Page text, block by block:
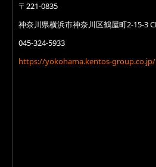
〒221-0835
神奈川県横浜市神奈川区鶴屋町2-15-3
045-324-5933
https://yokohama.kentos-group.co.jp/